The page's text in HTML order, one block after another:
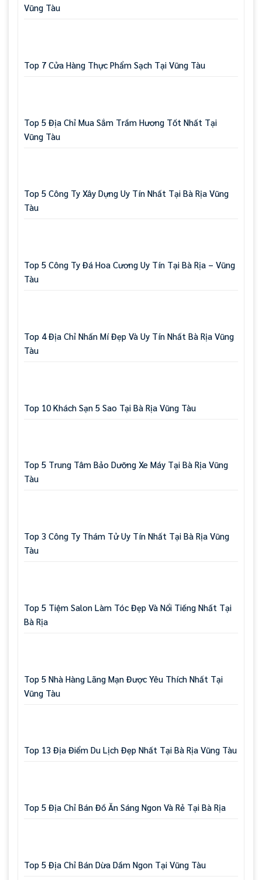
Vũng Tàu
Top 7 Cửa Hàng Thực Phẩm Sạch Tại Vũng Tàu
Top 5 Địa Chỉ Mua Sắm Trầm Hương Tốt Nhất Tại
Vũng Tàu
Top 5 Công Ty Xây Dựng Uy Tín Nhất Tại Bà Rịa Vũng
Tàu
Top 5 Công Ty Đá Hoa Cương Uy Tín Tại Bà Rịa – Vũng
Tàu
Top 4 Địa Chỉ Nhấn Mí Đẹp Và Uy Tín Nhất Bà Rịa Vũng
Tàu
Top 10 Khách Sạn 5 Sao Tại Bà Rịa Vũng Tàu
Top 5 Trung Tâm Bảo Dưỡng Xe Máy Tại Bà Rịa Vũng
Tàu
Top 3 Công Ty Thám Tử Uy Tín Nhất Tại Bà Rịa Vũng
Tàu
Top 5 Tiệm Salon Làm Tóc Đẹp Và Nổi Tiếng Nhất Tại
Bà Rịa
Top 5 Nhà Hàng Lãng Mạn Được Yêu Thích Nhất Tại
Vũng Tàu
Top 13 Địa Điểm Du Lịch Đẹp Nhất Tại Bà Rịa Vũng Tàu
Top 5 Địa Chỉ Bán Đồ Ăn Sáng Ngon Và Rẻ Tại Bà Rịa
Top 5 Địa Chỉ Bán Dừa Dầm Ngon Tại Vũng Tàu